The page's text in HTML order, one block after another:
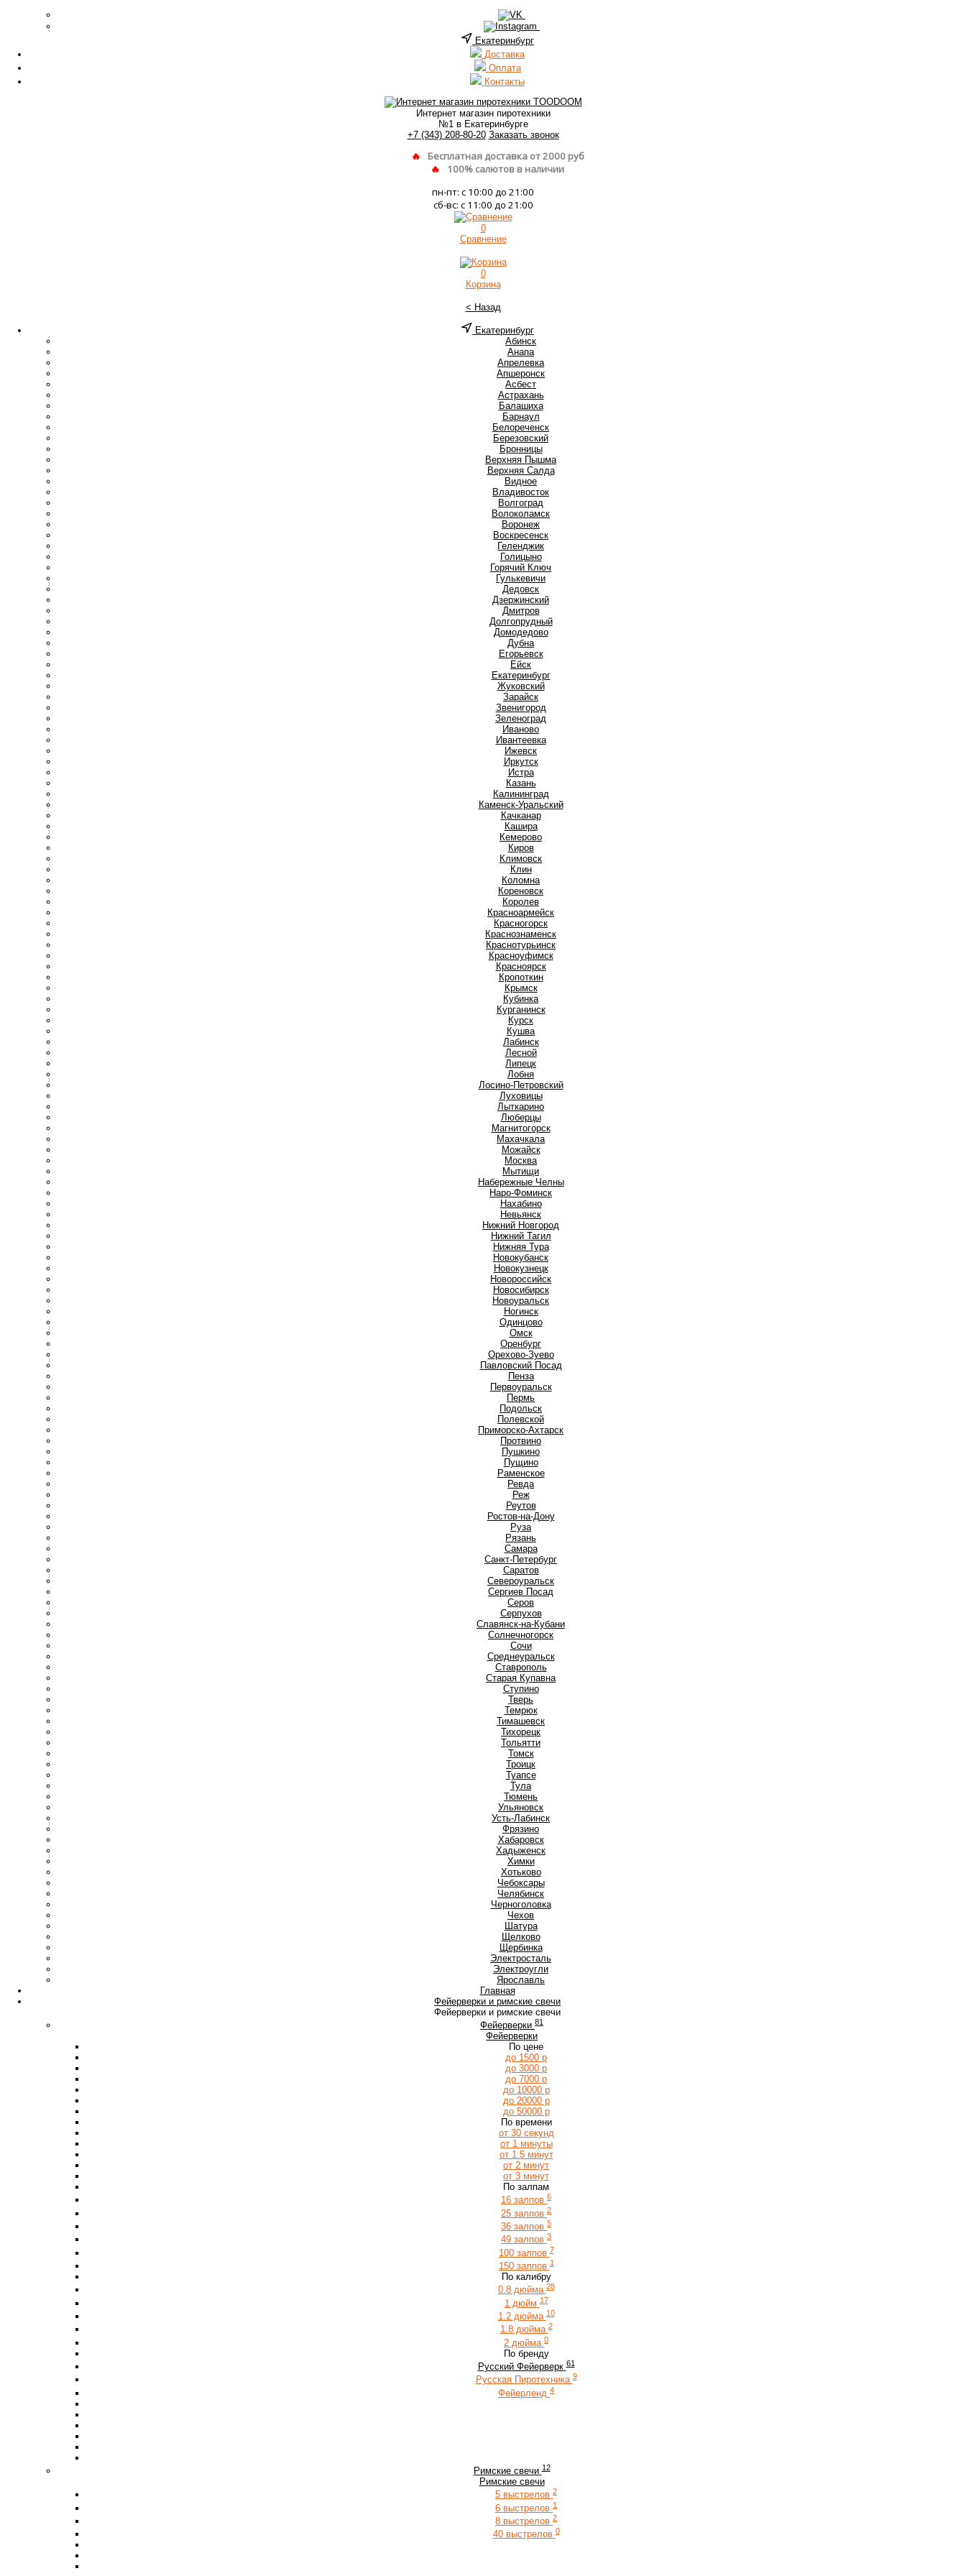
Екатеринбург
Доставка
Оплата
Контакты
Интернет магазин пиротехники
№1 в Екатеринбурге
+7 (343) 208-80-20 Заказать звонок
Бесплатная доставка от 2000 руб
100% салютов в наличии
пн-пт: с 10:00 до 21:00
сб-вс: с 11:00 до 21:00
0
Сравнение
0
Корзина
< Назад
Екатеринбург
Абинск
Анапа
Апрелевка
Апшеронск
Асбест
Астрахань
Балашиха
Барнаул
Белореченск
Березовский
Бронницы
Верхняя Пышма
Верхняя Салда
Видное
Владивосток
Волгоград
Волоколамск
Воронеж
Воскресенск
Геленджик
Голицыно
Горячий Ключ
Гулькевичи
Дедовск
Дзержинский
Дмитров
Долгопрудный
Домодедово
Дубна
Егорьевск
Ейск
Екатеринбург
Жуковский
Зарайск
Звенигород
Зеленоград
Иваново
Ивантеевка
Ижевск
Иркутск
Истра
Казань
Калининград
Каменск-Уральский
Качканар
Кашира
Кемерово
Киров
Климовск
Клин
Коломна
Кореновск
Королев
Красноармейск
Красногорск
Краснознаменск
Краснотурьинск
Красноуфимск
Красноярск
Кропоткин
Крымск
Кубинка
Курганинск
Курск
Кушва
Лабинск
Лесной
Липецк
Лобня
Лосино-Петровский
Луховицы
Лыткарино
Люберцы
Магнитогорск
Махачкала
Можайск
Москва
Мытищи
Набережные Челны
Наро-Фоминск
Нахабино
Невьянск
Нижний Новгород
Нижний Тагил
Нижняя Тура
Новокубанск
Новокузнецк
Новороссийск
Новосибирск
Новоуральск
Ногинск
Одинцово
Омск
Оренбург
Орехово-Зуево
Павловский Посад
Пенза
Первоуральск
Пермь
Подольск
Полевской
Приморско-Ахтарск
Протвино
Пушкино
Пущино
Раменское
Ревда
Реж
Реутов
Ростов-на-Дону
Руза
Рязань
Самара
Санкт-Петербург
Саратов
Североуральск
Сергиев Посад
Серов
Серпухов
Славянск-на-Кубани
Солнечногорск
Сочи
Среднеуральск
Ставрополь
Старая Купавна
Ступино
Тверь
Темрюк
Тимашевск
Тихорецк
Тольятти
Томск
Троицк
Туапсе
Тула
Тюмень
Ульяновск
Усть-Лабинск
Фрязино
Хабаровск
Хадыженск
Химки
Хотьково
Чебоксары
Челябинск
Черноголовка
Чехов
Шатура
Щелково
Щербинка
Электросталь
Электроугли
Ярославль
Главная
Фейерверки и римские свечи
Фейерверки и римские свечи
Фейерверки 81
Фейерверки
По цене
до 1500 р
до 3000 р
до 7000 р
до 10000 р
до 20000 р
до 50000 р
По времени
от 30 секунд
от 1 минуты
от 1.5 минут
от 2 минут
от 3 минут
По залпам
16 залпов 6
25 залпов 2
36 залпов 5
49 залпов 3
100 залпов 7
150 залпов 1
По калибру
0.8 дюйма 28
1 дюйм 17
1.2 дюйма 10
1.8 дюйма 2
2 дюйма 0
По бренду
Русский Фейерверк 61
Русская Пиротехника 9
Фейерленд 4
Римские свечи 12
Римские свечи
5 выстрелов 2
6 выстрелов 1
8 выстрелов 2
40 выстрелов 0